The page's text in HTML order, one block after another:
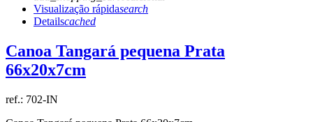
Visualização rápidasearch
Detailscached
Canoa Tangará pequena Prata
66x20x7cm
ref.: 702-IN